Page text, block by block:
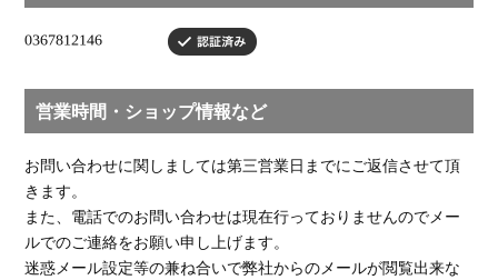
営業時間・ショップ情報など
お問い合わせに関しましては第三営業日までにご返信させて頂
きます。
また、電話でのお問い合わせは現在行っておりませんのでメー
ルでのご連絡をお願い申し上げます。
迷惑メール設定等の兼ね合いで弊社からのメールが閲覧出来な